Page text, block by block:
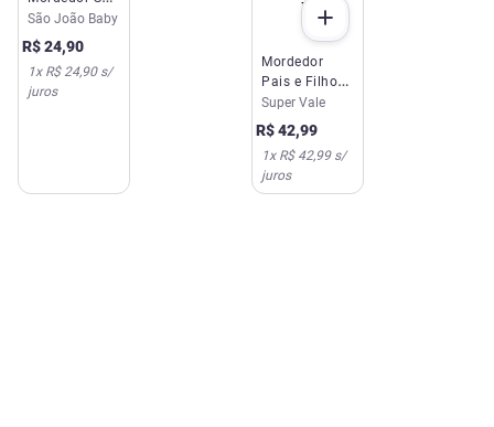
João Baby
Disney Mickey
São João Baby
R$24,90
1x R$ 24,90s/
juros
Mordedor
Pais e Filhos
Banho Pata
Mãe 7709
Super Vale
R$42,99
1x R$ 42,99s/
juros